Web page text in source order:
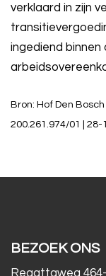
verklaard in zijn
ingediend
Bron: Hof Den Bosch
200.261.974/01 | 28-
BEZOEK ONS
Regattaweg